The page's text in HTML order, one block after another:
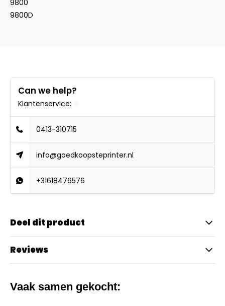
9800
9800D
Can we help?
Klantenservice:
0413-310715
info@goedkoopsteprinter.nl
+31618476576
Deel dit product
Reviews
Vaak samen gekocht: